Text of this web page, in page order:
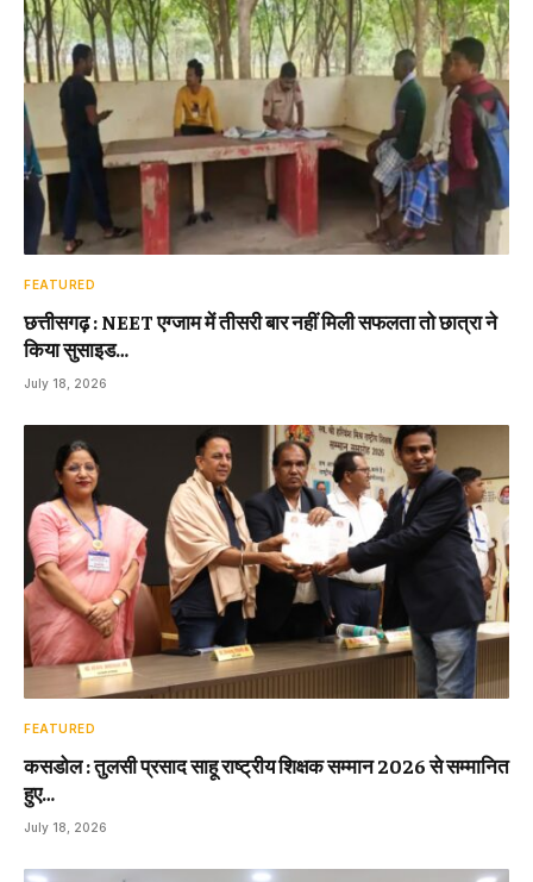
FEATURED
छत्तीसगढ़ : NEET एग्जाम में तीसरी बार नहीं मिली सफलता तो छात्रा ने
किया सुसाइड…
July 18, 2026
FEATURED
कसडोल : तुलसी प्रसाद साहू राष्ट्रीय शिक्षक सम्मान 2026 से सम्मानित
हुए…
July 18, 2026